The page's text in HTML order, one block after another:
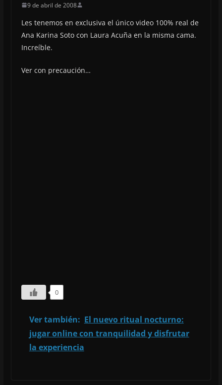
9 de abril de 2008
Les tenemos en exclusiva el único video 100% real de
Ana Karina Soto con Laura Acuña en la misma cama.
Increíble.
Ver con precaución…
0
Ver también: El nuevo ritual nocturno:
jugar online con tranquilidad y disfrutar
la experiencia